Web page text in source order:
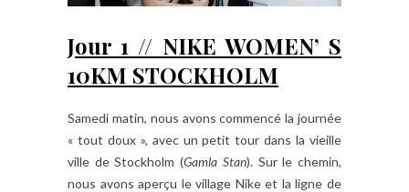
Jour 1 // NIKE WOMEN’ S
10KM STOCKHOLM
Samedi matin, nous avons commencé la journée
« tout doux », avec un petit tour dans la vieille
ville de Stockholm (Gamla Stan). Sur le chemin,
nous avons aperçu le village Nike et la ligne de